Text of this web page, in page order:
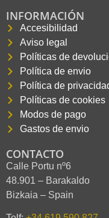
INFORMACIÓN
Accesibilidad
Aviso legal
Políticas de
Política de envio
Política de
Políticas de cookies
Modos de pago
Gastos de envio
CONTACTO
Calle Portu nº6
48.901 – Barakaldo
Bizkaia – Spain